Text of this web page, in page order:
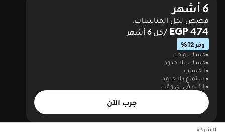
6 أشهر
قصص لكل المناسبات.
474 EGP /كل 6 أشهر
وفر 12%
حساب واحد
حساب بلا حدود
1 حساب
استماع بلا حدود
إلغاء في أي وقت
جرب الآن
الشركة